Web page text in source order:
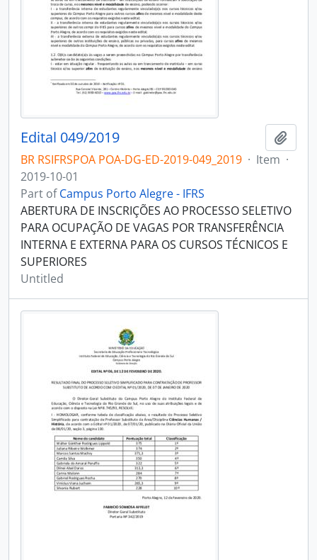
Edital 049/2019
BR RSIFRSPOA POA-DG-ED-2019-049_2019 · Item ·
2019-10-01
Part ofCampus Porto Alegre - IFRS
ABERTURA DE INSCRIÇÕES AO PROCESSO SELETIVO
PARA OCUPAÇÃO DE VAGAS POR TRANSFERÊNCIA
INTERNA E EXTERNA PARA OS CURSOS TÉCNICOS E
SUPERIORES
Untitled